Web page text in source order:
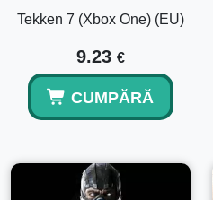
Tekken 7 (Xbox One) (EU)
9.23 €
CUMPĂRĂ